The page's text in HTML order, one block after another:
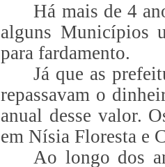
Há mais de 4
alguns Municípios
para fardamento.
Já que as
repassavam o
anual desse valor.
em Nísia Floresta e
Ao longo dos